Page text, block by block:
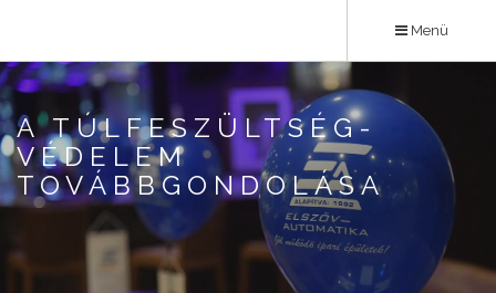
tartalomra
Menü
A TÚLFESZÜLTSÉG-
VÉDELEM
TOVÁBBGONDOLÁSA